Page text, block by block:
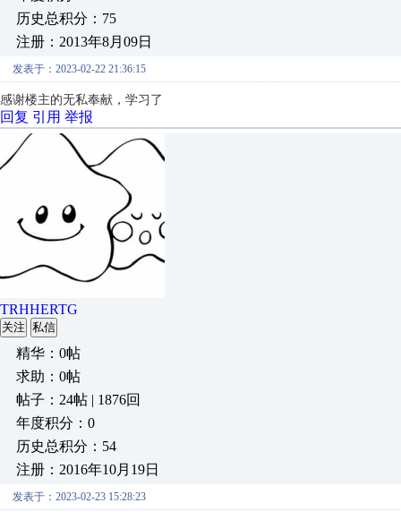
历史总积分：75
注册：2013年8月09日
发表于：2023-02-22 21:36:15
感谢楼主的无私奉献 ， 学习了
回复 引用 举报
TRHHERTG
关注 私信
精华：0帖
求助：0帖
帖子：24帖 | 1876回
年度积分：0
历史总积分：54
注册：2016年10月19日
发表于：2023-02-23 15:28:23